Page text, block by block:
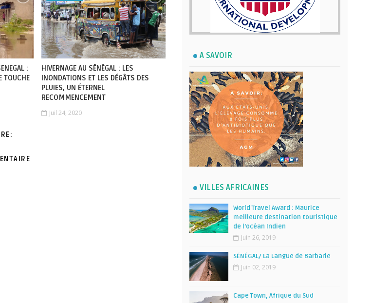
:
TOUCHE
HIVERNAGE AU SÉNÉGAL : LES
INONDATIONS ET LES DÉGÂTS DES
PLUIES, UN ÉTERNEL
RECOMMENCEMENT
Juil 24, 2020
A SAVOIR
VILLES AFRICAINES
World Travel Award : Maurice
meilleure destination touristique
de l’océan Indien
Juin 26, 2019
SÉNÉGAL/ La Langue de Barbarie
Juin 02, 2019
Cape Town, Afrique du Sud